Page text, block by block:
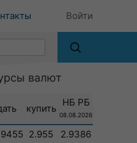
Войти
валют
купить
НБ РБ
08.08.2026
2.955
2.9386